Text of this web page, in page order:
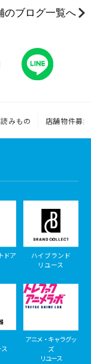
のブログ一覧へ
読みもの 店舗物件募集
ドア
ハイブランド
リユース
アニメ・キャラグッ
ズ
リユース